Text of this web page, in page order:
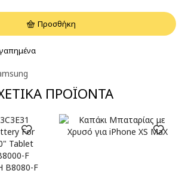
Προσθήκη
ΠΡΟΪΌΝΤΑ